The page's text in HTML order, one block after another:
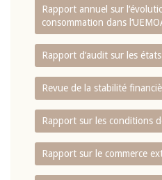
Rapport annuel sur
consommation dans
Rapport d‘audit sur les
Revue de la stabilité
Rapport sur les conditions
Rapport sur le commerce